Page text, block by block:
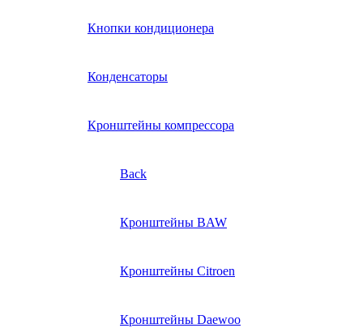
Кнопки кондиционера
Конденсаторы
Кронштейны компрессора
Back
Кронштейны BAW
Кронштейны Citroen
Кронштейны Daewoo